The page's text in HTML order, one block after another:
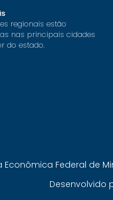
regionais estão
nas principais cidades
do estado.
Federal de
Desenvolvido